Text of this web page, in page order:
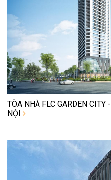
TÒA NHÀ FLC GARDEN
NỘI